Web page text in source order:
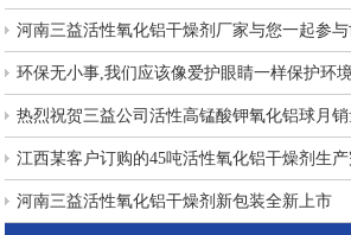
河南三益活性氧化铝干燥剂厂家与您一起参
环保无小事,我们应该像爱护眼睛一样保护环境
热烈祝贺三益公司活性高锰酸钾氧化铝球月
江西某客户订购的45吨活性氧化铝干燥剂生
河南三益活性氧化铝干燥剂新包装全新上市